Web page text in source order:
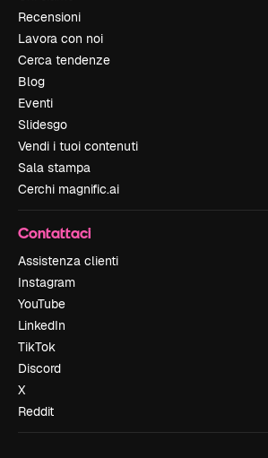
Recensioni
Lavora con noi
Cerca tendenze
Blog
Eventi
Slidesgo
Vendi i tuoi contenuti
Sala stampa
Cerchi magnific.ai
Contattaci
Assistenza clienti
Instagram
YouTube
LinkedIn
TikTok
Discord
X
Reddit